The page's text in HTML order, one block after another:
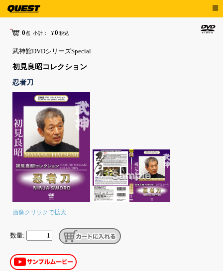
0点 小計： ¥0 税込
武神館DVDシリーズSpecial
初見良昭コレクション
忍者刀
画像クリックで拡大
数量: